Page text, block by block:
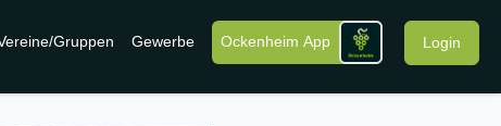
Gruppen Gewerbe Ockenheim App Login